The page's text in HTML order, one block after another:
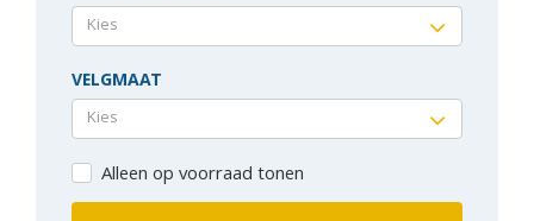
Kies
VELGMAAT
Kies
Alleen op voorraad tonen